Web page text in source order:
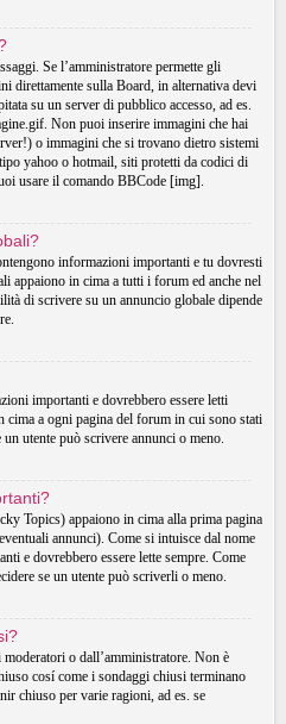
Se l’amministratore permette gli
direttamente sulla Board, in alternativa devi
su un server di pubblico accesso, ad es.
Non puoi inserire immagini che hai
o immagini che si trovano dietro sistemi
yahoo o hotmail, siti protetti da codici di
usare il comando BBCode [img].
informazioni importanti e tu dovresti
appaiono in cima a tutti i forum ed anche nel
di scrivere su un annuncio globale dipende
importanti e dovrebbero essere letti
a ogni pagina del forum in cui sono stati
utente può scrivere annunci o meno.
Topics) appaiono in cima alla prima pagina
annunci). Come si intuisce dal nome
e dovrebbero essere lette sempre. Come
se un utente può scriverli o meno.
o dall’amministratore. Non è
cosí come i sondaggi chiusi terminano
chiuso per varie ragioni, ad es. se